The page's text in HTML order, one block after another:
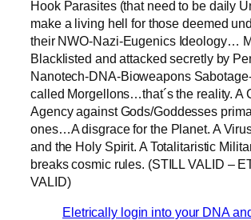
Hook Parasites (that need to be daily
make a living hell for those deemed
their NWO-Nazi-Eugenics Ideology…
Blacklisted and attacked secretly by
Nanotech-DNA-Bioweapons
called Morgellons…that´s the reality. A
Agency against Gods/Goddesses
ones…A disgrace for the Planet. A
and the Holy Spirit. A Totalitaristic
breaks cosmic rules. (STILL VALID –
VALID)
Eletrically login into your DNA